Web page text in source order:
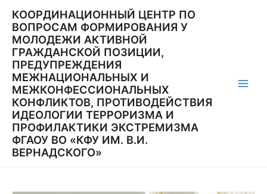
содержимому
КООРДИНАЦИОННЫЙ ЦЕНТР ПО
ВОПРОСАМ ФОРМИРОВАНИЯ У
МОЛОДЕЖИ АКТИВНОЙ
ГРАЖДАНСКОЙ ПОЗИЦИИ,
ПРЕДУПРЕЖДЕНИЯ
МЕЖНАЦИОНАЛЬНЫХ И
МЕЖКОНФЕССИОНАЛЬНЫХ
КОНФЛИКТОВ, ПРОТИВОДЕЙСТВИЯ
ИДЕОЛОГИИ ТЕРРОРИЗМА И
ПРОФИЛАКТИКИ ЭКСТРЕМИЗМА
ФГАОУ ВО «КФУ ИМ. В.И.
ВЕРНАДСКОГО»